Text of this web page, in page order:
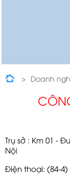
Doanh
Sản xuất công
Công ty cổ phần
Trụ sở : Km 01 -
Nội
Điện thoại: (84-4)